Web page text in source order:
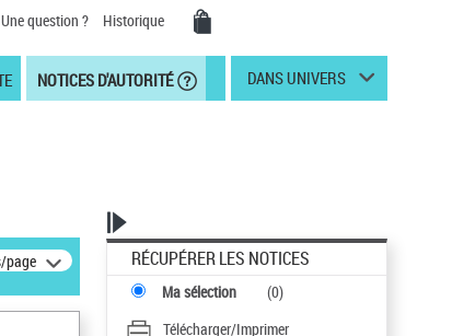
Une question ? Historique
NOTICES D'AUTORITÉ DANS UNIVERS
page RÉCUPÉRER LES NOTICES
Ma sélection (0)
Télécharger/Imprimer